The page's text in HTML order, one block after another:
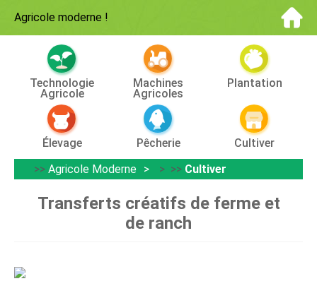
Agricole moderne !
Technologie
Agricole
Machines
Agricoles
Plantation
Élevage Pêcherie
Cultiver
>> Agricole Moderne > >> Cultiver
Transferts créatifs de ferme et
de ranch